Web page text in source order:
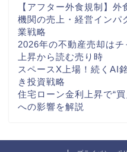
【アフター外食規制】
機関の売上・経営インパ
業戦略
2026年の不動産売却は
上昇から読む売り時
スペースX上場！続くAI
き投資戦略
住宅ローン金利上昇で“
への影響を解説